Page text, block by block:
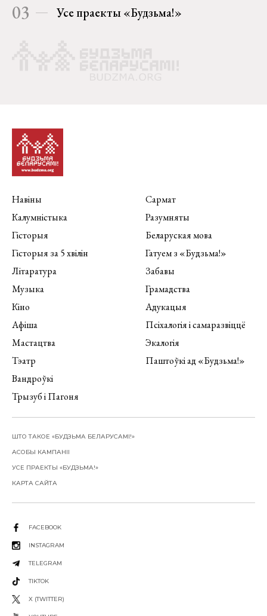
03 Усе праекты «Будзьма!»
Навіны
Калумністыка
Гісторыя
Гісторыя за 5 хвілін
Літаратура
Музыка
Кіно
Афіша
Мастацтва
Тэатр
Вандроўкі
Трызуб і Пагоня
Сармат
Разумняты
Беларуская мова
Гатуем з «Будзьма!»
Забавы
Грамадства
Адукацыя
Псіхалогія і самаразвіццё
Экалогія
Паштоўкі ад «Будзьма!»
ШТО ТАКОЕ «БУДЗЬМА БЕЛАРУСАМІ!»
АСОБЫ КАМПАНІІ
УСЕ ПРАЕКТЫ «БУДЗЬМА!»
КАРТА САЙТА
FACEBOOK
INSTAGRAM
TELEGRAM
TIKTOK
X (TWITTER)